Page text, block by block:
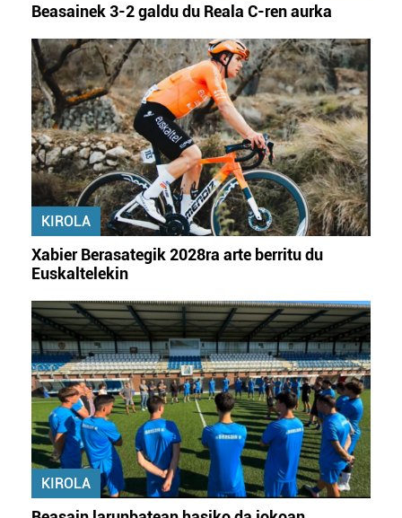
Beasainek 3-2 galdu du Reala C-ren aurka
KIROLA
Xabier Berasategik 2028ra arte berritu du
Euskaltelekin
KIROLA